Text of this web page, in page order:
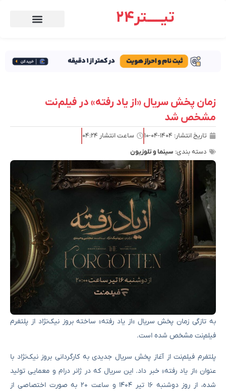
تیـــــتر24
زمان پخش سریال «از یاد رفته» در فیلم‌نت
مشخص شد
تاریخ انتشار: ۱۴۰۴-۰۴-۱۰ ساعت انتشار ۰۴:۲۴
دسته بندی: سینما و تلوزیون
به تازگی زمان پخش سریال «از یاد رفته» ساخته بروز نیک‌نژاد از پلتفرم
فیلم‌نت مشخص شده است.
پلتفرم فیلم‌نت از آغاز پخش سریال جدیدی به کارگردانی بروز نیک‌نژاد با
عنوان «از یاد رفته» خبر داد. این سریال که در ژانر درام و معمایی تولید
شده، از روز دوشنبه ۱۶ تیر ۱۴۰۴ و ساعت ۲۰ به صورت اختصاصی از